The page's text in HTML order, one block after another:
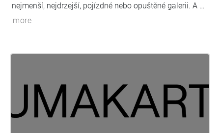
nejmenší, nejdrzejší, pojízdné nebo opuštěné galerii. A na
závěr prohlídky se sami mohou zapojit do provozu
more